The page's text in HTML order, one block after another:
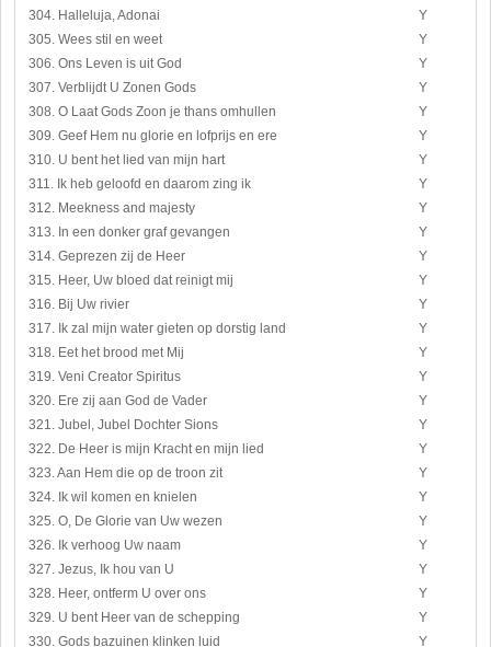
304. Halleluja, Adonai
Y
305. Wees stil en weet
Y
306. Ons Leven is uit God
Y
307. Verblijdt U Zonen Gods
Y
308. O Laat Gods Zoon je thans omhullen
Y
309. Geef Hem nu glorie en lofprijs en ere
Y
310. U bent het lied van mijn hart
Y
311. Ik heb geloofd en daarom zing ik
Y
312. Meekness and majesty
Y
313. In een donker graf gevangen
Y
314. Geprezen zij de Heer
Y
315. Heer, Uw bloed dat reinigt mij
Y
316. Bij Uw rivier
Y
317. Ik zal mijn water gieten op dorstig land
Y
318. Eet het brood met Mij
Y
319. Veni Creator Spiritus
Y
320. Ere zij aan God de Vader
Y
321. Jubel, Jubel Dochter Sions
Y
322. De Heer is mijn Kracht en mijn lied
Y
323. Aan Hem die op de troon zit
Y
324. Ik wil komen en knielen
Y
325. O, De Glorie van Uw wezen
Y
326. Ik verhoog Uw naam
Y
327. Jezus, Ik hou van U
Y
328. Heer, ontferm U over ons
Y
329. U bent Heer van de schepping
Y
330. Gods bazuinen klinken luid
Y